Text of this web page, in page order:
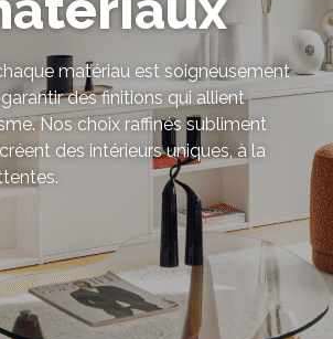
Meuble tv Dressing
matériau est soigneusement
des finitions qui allient
Nos choix raffinés subliment
des intérieurs uniques, à la